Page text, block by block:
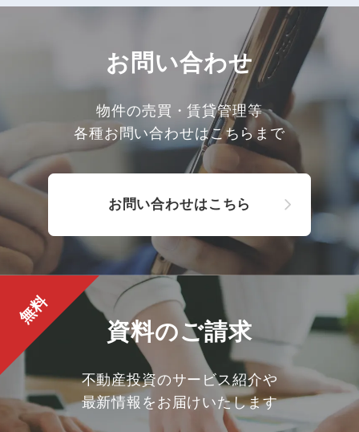
お問い合わせ
物件の売買・賃貸管理等
各種お問い合わせはこちらまで
お問い合わせはこちら
無料
資料のご請求
不動産投資のサービス紹介や
最新情報をお届けいたします